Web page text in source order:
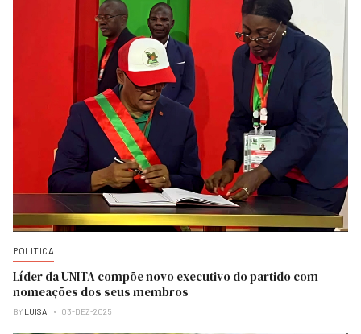
POLITICA
Líder da UNITA compõe novo executivo do partido com
nomeações dos seus membros
BY LUISA 03-DEZ-2025